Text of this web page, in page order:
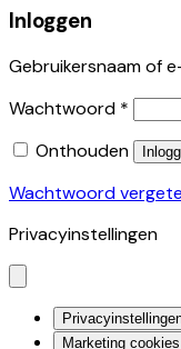
Inloggen
Gebruikersnaam of
Wachtwoord *
Onthouden
Wachtwoord
Privacyinstellingen
Marketing cookies